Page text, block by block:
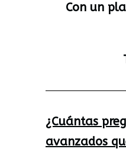
Con un
¿Cuántas
avanzados